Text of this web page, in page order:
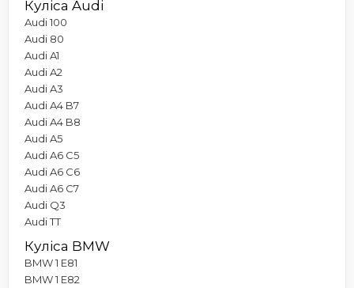
Куліса Audi
Audi 100
Audi 80
Audi A1
Audi A2
Audi A3
Audi A4 B7
Audi A4 B8
Audi A5
Audi A6 C5
Audi A6 C6
Audi A6 C7
Audi Q3
Audi TT
Куліса BMW
BMW 1 E81
BMW 1 E82